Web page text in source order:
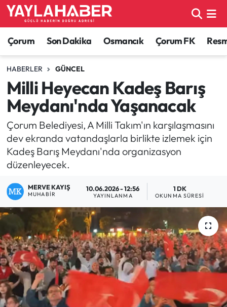
Çorum Son Dakika Osmancık Çorum FK
HABERLER GÜNCEL
Milli Heyecan Kadeş Barış
Meydanı'nda Yaşanacak
Çorum Belediyesi, A Milli Takım'ın karşılaşmasını
dev ekranda vatandaşlarla birlikte izlemek için
Kadeş Barış Meydanı'nda organizasyon
düzenleyecek.
MERVE KAYIŞ
MUHABIR
10.06.2026 - 12:56
YAYINLANMA
1 DK
OKUNMA SÜRESI
Alaca Haberleri
Bayat Haberleri
Bilgi - Keşfet Haberleri
Bilim ve Teknoloji
Boğazkale Haberleri
Çorum Haberleri
Çorum Son Dakika Haberleri
Dodurga Haberleri
Eğitim
Ekonomi
Güncel
Çorum Nöbetçi Eczaneler
Çorum Hava Durumu
Çorum Namaz Vakitleri
Çorum Trafik Yoğunluk Haritası
TFF 1.Lig Puan Durumu ve Fikstür
Tüm Manşetler
Son Dakika Haberleri
Haber Arşivi